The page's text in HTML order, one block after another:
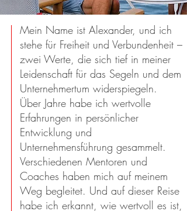
Mein Name ist Alexander, und ich
stehe für Freiheit und Verbundenheit –
zwei Werte, die sich tief in meiner
Leidenschaft für das Segeln und dem
Unternehmertum widerspiegeln.
Über Jahre habe ich wertvolle
Erfahrungen in persönlicher
Entwicklung und
Unternehmensführung gesammelt.
Verschiedenen Mentoren und
Coaches haben mich auf meinem
Weg begleitet. Und auf dieser Reise
habe ich erkannt, wie wertvoll es ist,